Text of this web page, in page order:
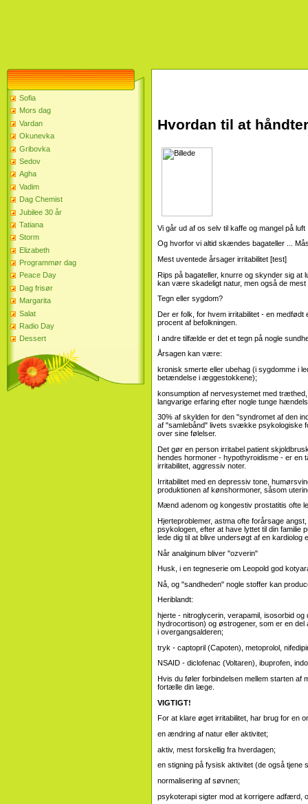
Sofia
Mors dag
Vardan
Okunevka
Gribovka
Sedov
Agha
Vadim
Dag Chemist
Jubilee 30 år
Tatiana
Storm
Elizabeth
Programmør dag
Peace Day
Dag frisør
Margarita
Salat
Radio Day
Dessert
Hvordan til at
Vi går ud af os selv til kaffe og mangel på luft
Og hvorfor vi altid skændes bagateller ...
Mest uventede årsager irritabilitet [test]
Rips på bagateller, knurre og skynder sig
kan være skadeligt natur, men også de
Tegn eller sygdom?
Der er folk, for hvem irritabilitet - en
procent af befolkningen.
I andre tilfælde er det et tegn på nogle
Årsagen kan være:
kronisk smerte eller ubehag (i sygdomme i
betændelse i æggestokkene);
konsumption af nervesystemet med
langvarige erfaring efter nogle tunge
30% af skylden for den "syndromet af den
af "samlebånd" livets svække psykologiske
over sine følelser.
Det gør en person irritabel patient
hendes hormoner - hypothyroidisme - er
irritabilitet, aggressiv noter.
Irritabilitet med en depressiv tone,
produktionen af ​​kønshormoner, såsom
Mænd adenom og kongestiv prostatitis ofte
Hjerteproblemer, astma ofte forårsage
psykologen, efter at have lyttet til din familie
lede dig til at blive undersøgt af en kardiolog
Når analginum bliver "ozverin"
Husk, i en tegneserie om Leopold god
Nå, og "sandheden" nogle stoffer kan
Heriblandt:
hjerte - nitroglycerin, verapamil, isosorbid
hydrocortison) og østrogener, som er en
i overgangsalderen;
tryk - captopril (Capoten), metoprolol,
NSAID - diclofenac (Voltaren), ibuprofen,
Hvis du føler forbindelsen mellem starten af
fortælle din læge.
VIGTIGT!
For at klare øget irritabilitet, har brug for en
en ændring af natur eller aktivitet;
aktiv, mest forskellig fra hverdagen;
en stigning på fysisk aktivitet (de også tjene
normalisering af søvnen;
psykoterapi sigter mod at korrigere adfærd,